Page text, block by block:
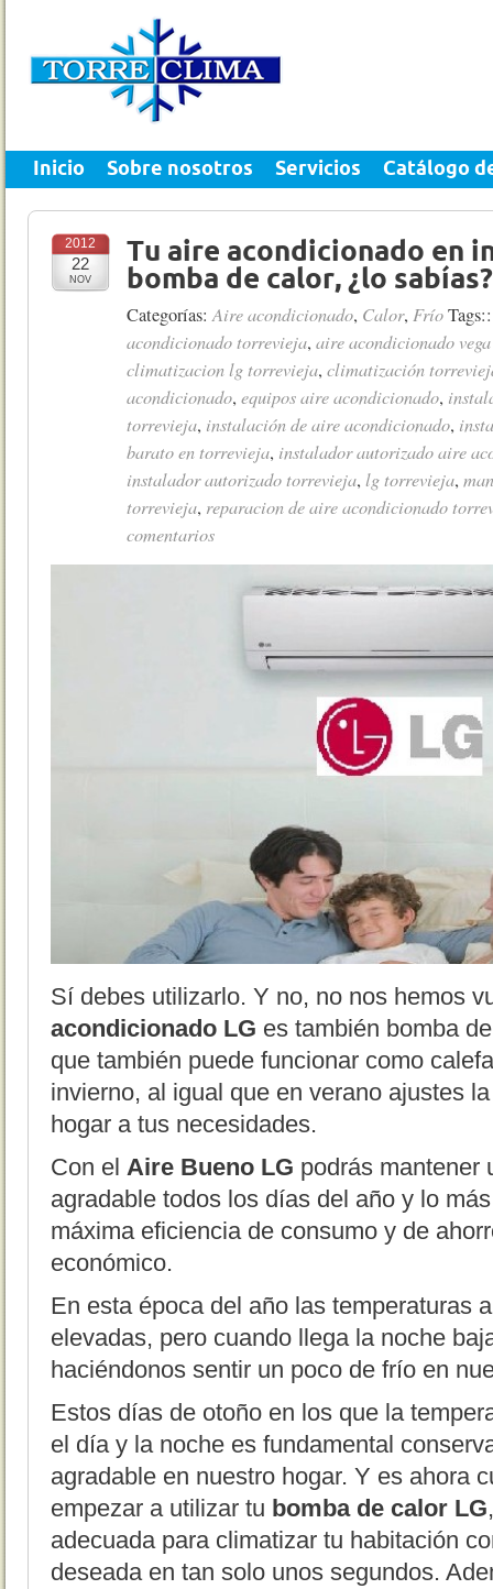
Inicio Sobre nosotros Servicios Catálogo
2012
22
NOV
Tu aire acondicionado en
bomba de calor, ¿lo sabías?
Categorías:Aire acondicionado, Calor, Frío
acondicionado torrevieja, aire acondicionado
climatizacion lg torrevieja, climatización
acondicionado, equipos aire acondicionado,
torrevieja, instalación de aire acondicionado,
barato en torrevieja, instalador autorizado aire
instalador autorizado torrevieja, lg torrevieja,
torrevieja, reparacion de aire acondicionado
comentarios
Sí debes utilizarlo. Y no, no nos hemos
acondicionado LG es también bomba
que también puede funcionar como
invierno, al igual que en verano ajustes
hogar a tus necesidades.
Con el Aire Bueno LG podrás mantener
agradable todos los días del año y lo
máxima eficiencia de consumo y de
económico.
En esta época del año las temperaturas
elevadas, pero cuando llega la noche
haciéndonos sentir un poco de frío en
Estos días de otoño en los que la
el día y la noche es fundamental
agradable en nuestro hogar. Y es ahora
empezar a utilizar tu bomba de calor LG
adecuada para climatizar tu habitación
deseada en tan solo unos segundos.